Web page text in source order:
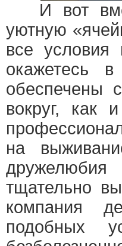
И вот
уютную
все
окажетесь
обеспечены
вокруг, как
на
тщательно
компания
подобных